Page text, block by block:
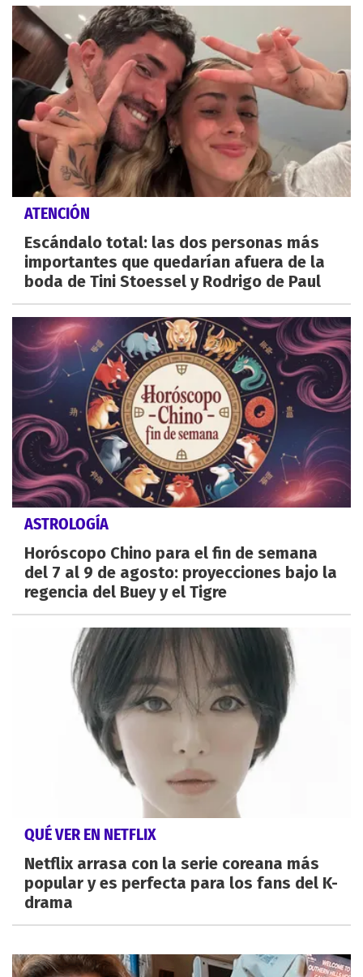
ATENCIÓN
Escándalo total: las dos personas más
importantes que quedarían afuera de la
boda de Tini Stoessel y Rodrigo de Paul
ASTROLOGÍA
Horóscopo Chino para el fin de semana
del 7 al 9 de agosto: proyecciones bajo la
regencia del Buey y el Tigre
QUÉ VER EN NETFLIX
Netflix arrasa con la serie coreana más
popular y es perfecta para los fans del K-
drama